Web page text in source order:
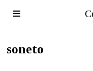
soneto